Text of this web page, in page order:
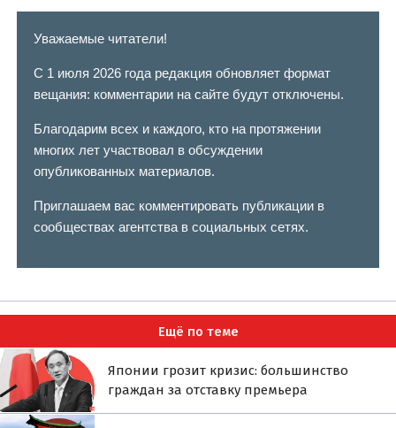
Уважаемые читатели!
С 1 июля 2026 года редакция обновляет формат
вещания: комментарии на сайте будут отключены.
Благодарим всех и каждого, кто на протяжении
многих лет участвовал в обсуждении
опубликованных материалов.
Приглашаем вас комментировать публикации в
сообществах агентства в социальных сетях.
Ещё по теме
Японии грозит кризис: большинство
граждан за отставку премьера